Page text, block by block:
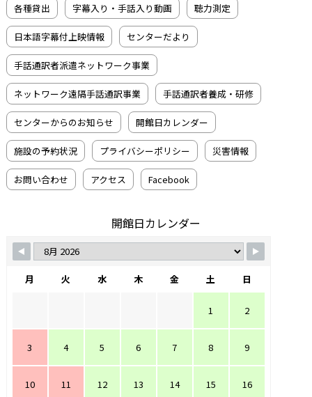
各種貸出 字幕入り・手話入り動画 聴力測定
日本語字幕付上映情報 センターだより
手話通訳者派遣ネットワーク事業
ネットワーク遠隔手話通訳事業 手話通訳者養成・研修
センターからのお知らせ 開館日カレンダー
施設の予約状況 プライバシーポリシー 災害情報
お問い合わせ アクセス Facebook
開館日カレンダー
月 火 水 木 金 土 日
1 2
3 4 5 6 7 8 9
10 11 12 13 14 15 16